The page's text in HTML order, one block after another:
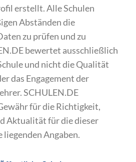
erstellt. Alle Schulen
Abständen die
zu prüfen und zu
bewertet ausschließlich
und nicht die Qualität
das Engagement der
SCHULEN.DE
für die Richtigkeit,
Aktualität für die dieser
liegenden Angaben.